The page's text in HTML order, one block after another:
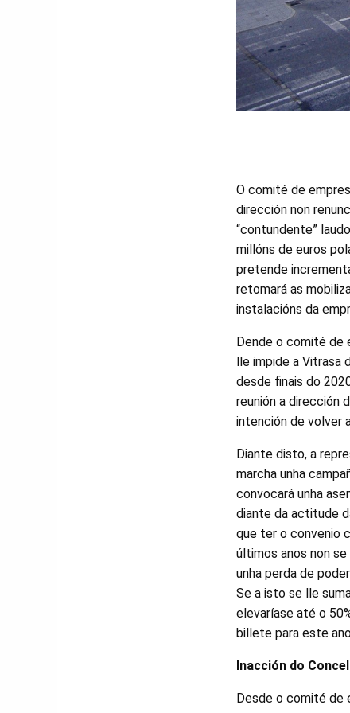
O comité de
dirección non
“contundente”
millóns de euros
pretende
retomará as
instalacións da
Dende o comité de
lle impide a Vitrasa
desde finais do
reunión a dirección
intención de volver
Diante disto, a
marcha unha
convocará unha
diante da actitude
que ter o convenio
últimos anos non
unha perda de
Se a isto se lle
elevaríase até o
billete para este
Inacción do
Desde o comité de